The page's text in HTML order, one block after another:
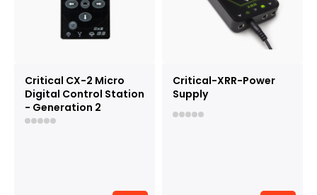
Critical CX-2 Micro
Digital Control Station
- Generation 2
Critical-XRR-Power
Supply